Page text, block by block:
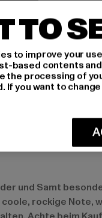
oder
Sneakern. Auch
und mehr
rebellischen
Stoffe und
Hingucker.
und Samt
rockige Note,
TO
to improve your
based contents
the processing of
you want to